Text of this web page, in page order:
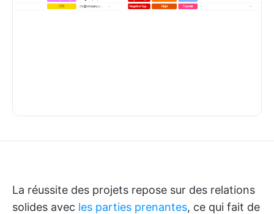
La réussite des projets repose sur des relations
solides avec les parties prenantes, ce qui fait de